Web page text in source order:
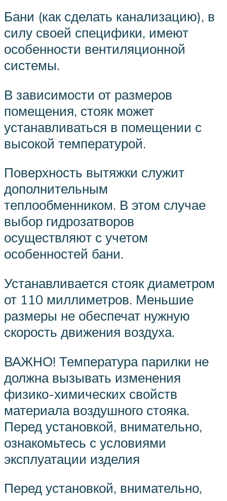
Бани (как сделать канализацию), в
силу своей специфики, имеют
особенности вентиляционной
системы.
В зависимости от размеров
помещения, стояк может
устанавливаться в помещении с
высокой температурой.
Поверхность вытяжки служит
дополнительным
теплообменником. В этом случае
выбор гидрозатворов
осуществляют с учетом
особенностей бани.
Устанавливается стояк диаметром
от 110 миллиметров. Меньшие
размеры не обеспечат нужную
скорость движения воздуха.
ВАЖНО! Температура парилки не
должна вызывать изменения
физико-химических свойств
материала воздушного стояка.
Перед установкой, внимательно,
ознакомьтесь с условиями
эксплуатации изделия
Перед установкой, внимательно,